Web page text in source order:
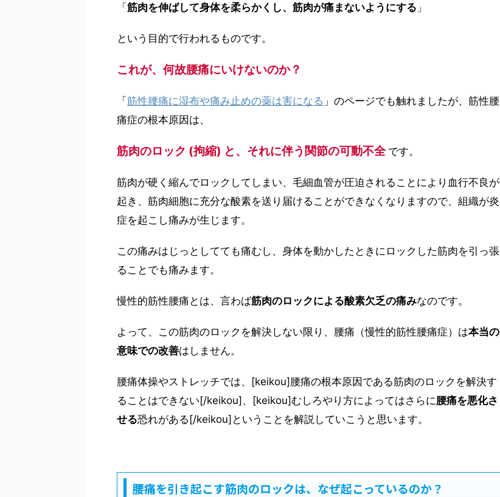
「筋肉を伸ばして身体を柔らかくし、筋肉が痛まないようにする 」
という目的で行われるものです。
これが、何故腰痛にいけないのか？
「筋性腰痛に湿布や痛み止めの薬は害になる 」のページでも触れましたが、筋性腰
痛症の根本原因は、
筋肉のロック (拘縮) と、それに伴う関節の可動不全 です。
筋肉が硬く縮んでロックしてしまい、毛細血管が圧迫されることにより血行不良が
起き、筋肉細胞に充分な酸素を送り届けることができなくなりますので、組織が炎
症を起こし痛みが生じます。
この痛みはじっとしてても痛むし、身体を動かしたときにロックした筋肉を引っ張
ることでも痛みます。
慢性的筋性腰痛とは、言わば筋肉のロックによる酸素欠乏の痛みなのです。
よって、この筋肉のロックを解決しない限り、腰痛（慢性的筋性腰痛症）は本当の
意味での改善はしません。
腰痛体操やストレッチでは、[keikou]腰痛の根本原因である筋肉のロックを解決す
ることはできない[/keikou]、[keikou]むしろやり方によってはさらに腰痛を悪化さ
せる恐れがある[/keikou]ということを解説していこうと思います。
腰痛を引き起こす筋肉のロックは、なぜ起こっているのか？